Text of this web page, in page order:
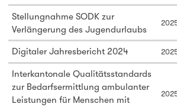
Stellungnahme SODK zur
Verlängerung des Jugendurlaubs
Digitaler Jahresbericht 2024
Interkantonale Qualitätsstandards
zur Bedarfsermittlung ambulanter
Leistungen für Menschen mit